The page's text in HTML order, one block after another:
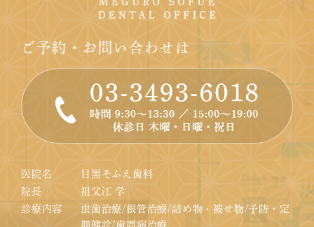
ご予約・お問い合わせは
医院名
目黒そふえ歯科
院長
祖父江 学
診療内容
虫歯治療/根管治療/詰め物・被せ物/予防・定